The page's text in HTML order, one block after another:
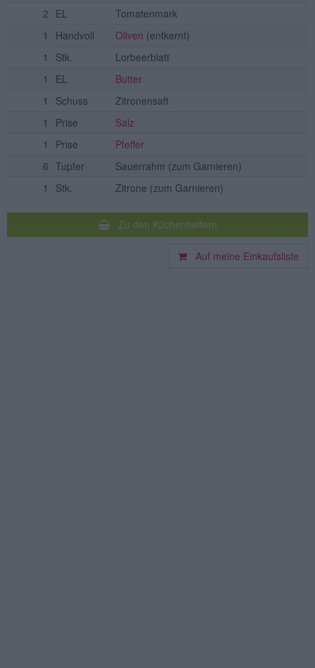
2 EL
Tomatenmark
1
Handvoll Oliven (entkernt)
1
Stk.
Lorbeerblatt
1
EL
Butter
1
Schuss
Zitronensaft
1
Prise
Salz
1
Prise
Pfeffer
6 Tupfer Sauerrahm (zum Garnieren)
1
Stk. Zitrone (zum Garnieren)
Zu den Küchenhelfern
Auf meine Einkaufsliste